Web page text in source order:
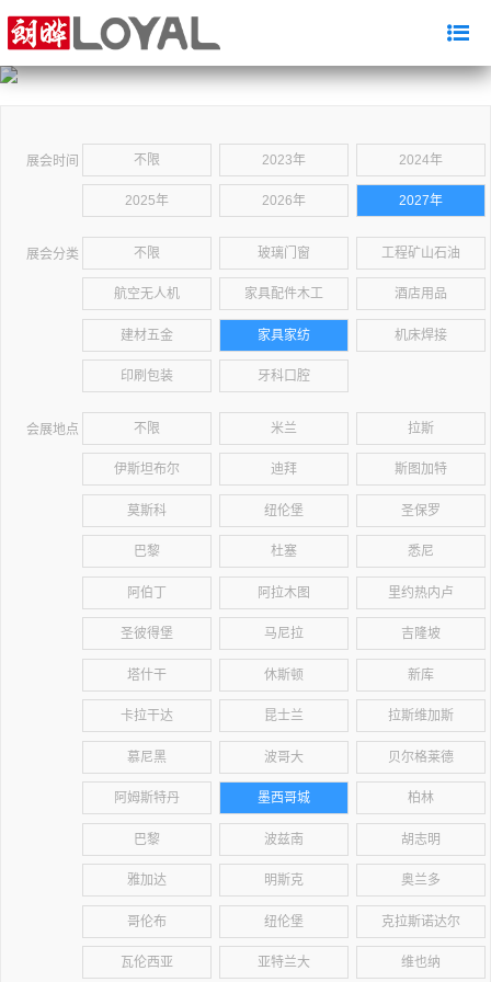
展会时间 不限 2023年 2024年
2025年 2026年 2027年
展会分类 不限 玻璃门窗 工程矿山石油
航空无人机 家具配件木工 酒店用品
建材五金 家具家纺 机床焊接
印刷包装 牙科口腔
会展地点 不限 米兰 拉斯
伊斯坦布尔 迪拜 斯图加特
莫斯科 纽伦堡 圣保罗
巴黎 杜塞 悉尼
阿伯丁 阿拉木图 里约热内卢
圣彼得堡 马尼拉 吉隆坡
塔什干 休斯顿 新库
卡拉干达 昆士兰 拉斯维加斯
慕尼黑 波哥大 贝尔格莱德
阿姆斯特丹 墨西哥城 柏林
巴黎 波兹南 胡志明
雅加达 明斯克 奥兰多
哥伦布 纽伦堡 克拉斯诺达尔
瓦伦西亚 亚特兰大 维也纳